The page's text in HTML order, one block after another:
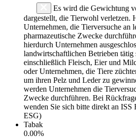
Es wird die Gewichtung
dargestellt, die Tierwohl verletzen.
Unternehmen, die Tierversuche an
pharmazeutische Zwecke
hierdurch Unternehmen
landwirtschaftlichen Betrieben
einschließlich Fleisch, Eier und
oder Unternehmen, die Tiere
um ihren Pelz und Leder zu
werden Unternehmen die
Zwecke durchführen. Bei
wenden Sie sich bitte direkt an ISS
ESG)
Tabak
0.00%